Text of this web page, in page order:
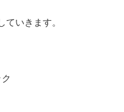
いきます。